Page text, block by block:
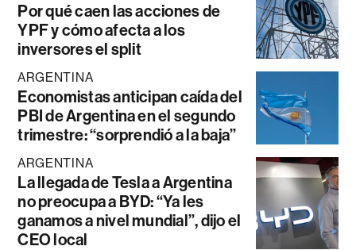
Por qué caen las acciones de
YPF y cómo afecta a los
inversores el split
ARGENTINA
Economistas anticipan caída del
PBI de Argentina en el segundo
trimestre: “sorprendió a la baja”
ARGENTINA
La llegada de Tesla a Argentina
no preocupa a BYD: “Ya les
ganamos a nivel mundial”, dijo el
CEO local